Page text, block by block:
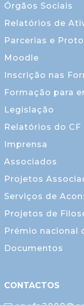
Órgãos Sociais
Relatórios de
Parcerias e
Moodle
Inscrição nas
Formação para
Legislação
Relatórios do CF
Imprensa
Associados
Projetos
Serviços de
Projetos de
Prémio nacional
Documentos
CONTACTOS